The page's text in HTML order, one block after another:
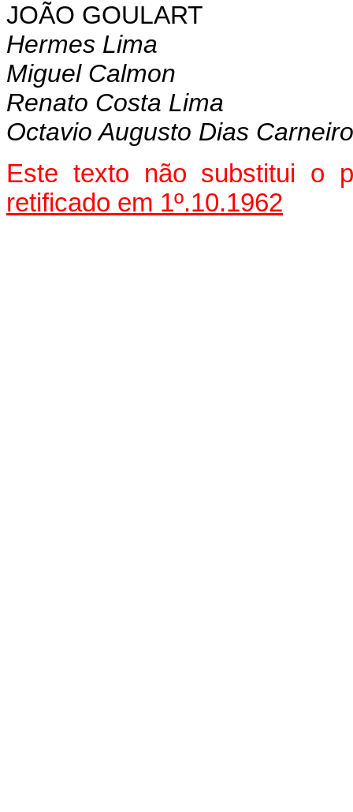
JOÃO GOULART
Hermes Lima
Miguel Calmon
Renato Costa Lima
Octavio Augusto Dias Carneiro
Este texto não substitui o
retificado em 1º.10.1962